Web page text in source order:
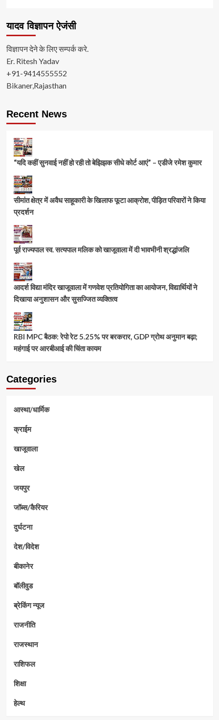
यादव विज्ञापन ऐजंसी
विज्ञापन देने के लिए सम्पर्क करे.
Er. Ritesh Yadav
+91-9414555552
Bikaner,Rajasthan
Recent News
“यदि कहीं सुनवाई नहीं हो रही तो बेझिझक सीधे कोर्ट आएं” – एडीजे रमेश कुमार
सीमांत क्षेत्र में अवैध साहूकारी के खिलाफ फूटा आक्रोश, पीड़ित परिवारों ने किया
प्रदर्शन
पूर्व राज्यपाल स्व. सत्यपाल मलिक को खाजूवाला में दी भावभीनी श्रद्धांजलि
आदर्श विद्या मंदिर खाजूवाला में गणवेश प्रतियोगिता का आयोजन, विद्यार्थियों ने
दिखाया अनुशासन और सुसज्जित व्यक्तित्व
RBI MPC बैठक: रेपो रेट 5.25% पर बरकरार, GDP ग्रोथ अनुमान बढ़ा;
महंगाई पर आरबीआई की चिंता कायम
Categories
आस्था/धार्मिक
क्राईम
खाजूवाला
खेल
जयपुर
जॉब्स/कैरियर
दुर्घटना
देश/विदेश
बीकानेर
बॉलीवुड
ब्रेकिंग न्यूज
राजनीति
राजस्थान
राशिफल
शिक्षा
हेल्थ